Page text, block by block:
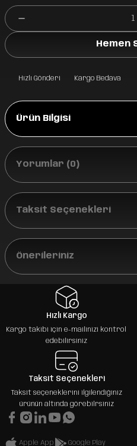
Hemen
Hızlı Gönderi Kargo Bedava
Ürün Bilgisi
Yorumlar (0)
Taksit Seçenekleri
Önerileriniz
Hızlı Kargo
Kargo takibi için e-mailinizi kontrol
edebilirsiniz
Taksit Seçenekleri
Taksit seçeneklerini ilgilendiğiniz
ürünün altında görebilrsiniz
Apple App Google Play